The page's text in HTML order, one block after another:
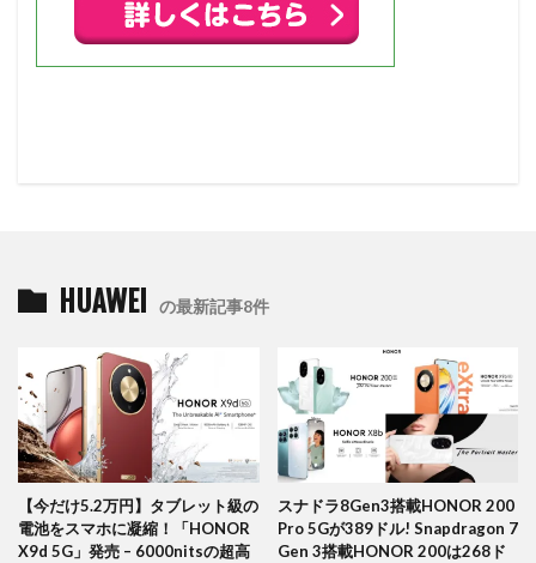
HUAWEI の最新記事8件
【今だけ5.2万円】タブレット級の
電池をスマホに凝縮！「HONOR
X9d 5G」発売 – 6000nitsの超高
スナドラ8Gen3搭載HONOR 200
Pro 5Gが389ドル! Snapdragon 7
Gen 3搭載HONOR 200は268ド